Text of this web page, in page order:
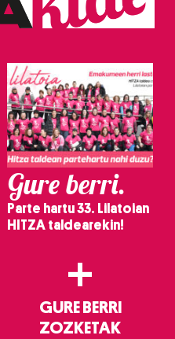
Gure berri.
Parte hartu 33. Lilatoian
HITZA taldearekin!
+
GURE BERRI
ZOZKETAK